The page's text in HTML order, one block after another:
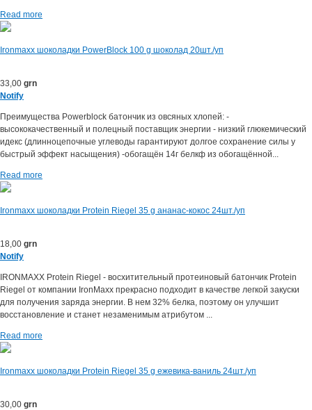
Read more
Ironmaxx шоколадки PowerBlock 100 g шоколад 20шт./уп
33,00 grn
Notify
Преимущества Powerblock батончик из овсяных хлопей: -
высококачественный и полецный поставщик энергии - низкий глюкемический
идекс (длинноцепочные углеводы гарантируют долгое сохранение силы у
быстрый эффект насыщения) -обогащён 14г белкф из обогащённой...
Read more
Ironmaxx шоколадки Protein Riegel 35 g ананас-кокос 24шт./уп
18,00 grn
Notify
IRONMAXX Protein Riegel - восхитительный протеиновый батончик Protein
Riegel от компании IronMaxx прекрасно подходит в качестве легкой закуски
для получения заряда энергии. В нем 32% белка, поэтому он улучшит
восстановление и станет незаменимым атрибутом ...
Read more
Ironmaxx шоколадки Protein Riegel 35 g ежевика-ваниль 24шт./уп
30,00 grn